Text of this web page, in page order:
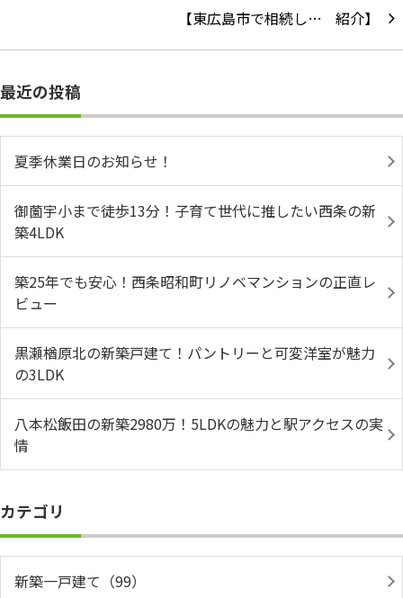
【東広島市で相続し…
最近の投稿
夏季休業日のお知らせ！
御薗宇小まで徒歩13分！子育て世代に推したい西条の新
築4LDK
築25年でも安心！西条昭和町リノベマンションの正直レ
ビュー
黒瀬楢原北の新築戸建て！パントリーと可変洋室が魅力
の3LDK
八本松飯田の新築2980万！5LDKの魅力と駅アクセスの実
情
カテゴリ
新築一戸建て（99）